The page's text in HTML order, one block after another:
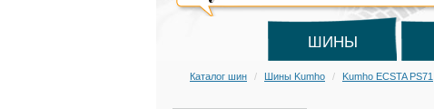
ШИНЫ
Каталог шин Шины Kumho Kumho ECSTA PS71